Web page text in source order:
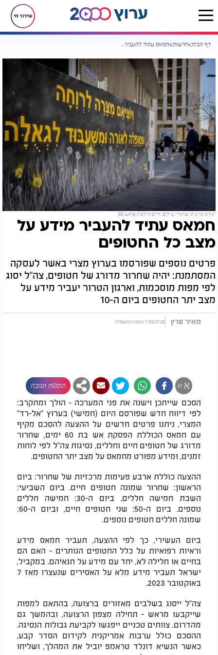
שידור חי
דף הבית חדשות חמאס עתיד להעביר מידע על מצב כל החטופים
"אחינו כל בית ישראל". (צילום: חיים גולדברג, פלאש 90)
חמאס עתיד להעביר מידע על
מצב כל החטופים
פרטים נוספים שפורסמו בערוץ מצרי באשר לעסקה
המסתמנת: יהיה שחרור מדורג של חטופים, צה"ל יסוג
לפי מפות מוסכמות, וארגון הטרור יעביר מידע על
מצב יתר החטופים ביום ה-10
מאיר פרץ 03.07.25 ז' תמוז התשפ"ה
א א הוספת תגובה
הסכם שייתכן וישנה את פני המערכה - הולך ומתקרב:
לפי דיווח חדש שפורסם היום (חמישי) בערוץ "אל-רד"
המצרי, ניתנו פרטים חדשים על ההצעה להסכם מקיף
עם חמאס הכוללת הפסקת אש בת 60 ימים, שחרור
מדורג של חטופים חיים וחללים, נסיגות צה"ל לפי לוחות
זמנים, ומידע מפורט מחמאס על מצב יתר החטופים.
ההצעה כוללת ארבע פעימות מרכזיות של שחרור: ביום
הראשון: שחרור שמונה חטופים חיים. ביום השביעי:
השבת חמישה חללים. ביום ה-30: חמישה חללים
נוספים. ביום ה-50: שני חטופים חיים, וביום ה-60:
שמונה חללים חטופים נוספים.
ביום העשירי, כך לפי ההצעה, תעביר חמאס מידע
וראיות רפואיות על כלל החטופים הנותרים - האם הם
בחיים או חלילה לא, יחד עם מידע על תנאיהם. במקביל,
ישראל תעביר מידע מלא על האסירים שנעצרו מאז 7
באוקטובר 2023.
צה"ל ייסוג בשלבים מאזורים ברצועה, בהתאם למפות
שייקבעו מראש - תחילה מצפון הרצועה, ובהמשך גם
מהדרום. צוותים טכניים ייפגשו לקביעת גבולות הנסיגה.
ההסכם כולל ערבות אמריקנית לקידום הסדר קבע,
כאשר הנשיא דונלד טראמפ יוביל את המהלך, ושליחו